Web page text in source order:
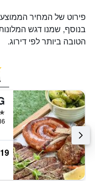
בנוסף, שמנו דגש
הטובה ביותר לפי דירוג.
4
4 כוכבים